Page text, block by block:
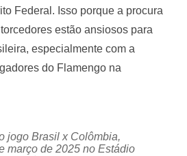
Federal. Isso porque a procura
estão ansiosos para
especialmente com a
do Flamengo na
jogo Brasil x Colômbia,
março de 2025 no Estádio